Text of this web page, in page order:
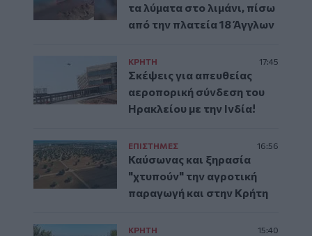
τα λύματα στο λιμάνι, πίσω
από την πλατεία 18 Άγγλων
ΚΡΗΤΗ 17:45
Σκέψεις για απευθείας
αεροπορική σύνδεση του
Ηρακλείου με την Ινδία!
ΕΠΙΣΤΗΜΕΣ 16:56
Καύσωνας και ξηρασία
"χτυπούν" την αγροτική
παραγωγή και στην Κρήτη
ΚΡΗΤΗ 15:40